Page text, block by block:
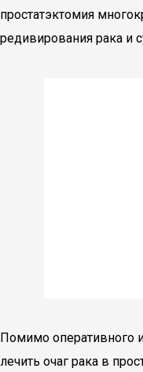
простатэктомия
редивирования рака и
Помимо оперативного
лечить очаг рака в